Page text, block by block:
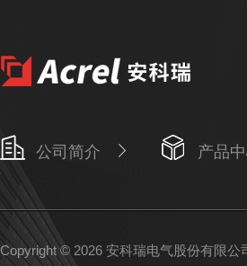
公司简介 产品
Copyright © 2026 安科瑞电气股份有限